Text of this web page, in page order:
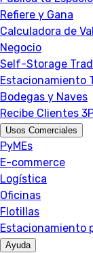
Refiere y Gana
Calculadora de
Negocio
Self-Storage
Estacionamiento
Bodegas y Naves
Recibe Clientes
Usos Comerciales
PyMEs
E-commerce
Logística
Oficinas
Flotillas
Estacionamiento
Ayuda